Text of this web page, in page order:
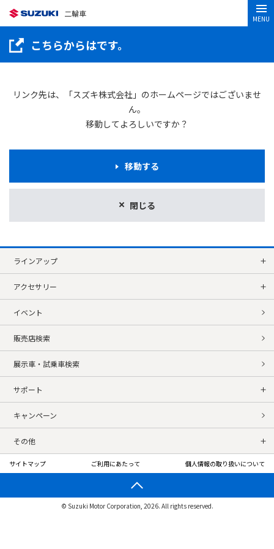
二輪車
MENU
こちらからはです。
リンク先は、「スズキ株式会社」のホームページではございませ
ん。
移動してよろしいですか？
閉じる
移動する
ラインアップ
アクセサリー
イベント
販売店検索
展示車・試乗車検索
サポート
キャンペーン
その他
サイトマップ ご利用にあたって 個人情報の取り扱いについて
© Suzuki Motor Corporation, 2026. All rights reserved.